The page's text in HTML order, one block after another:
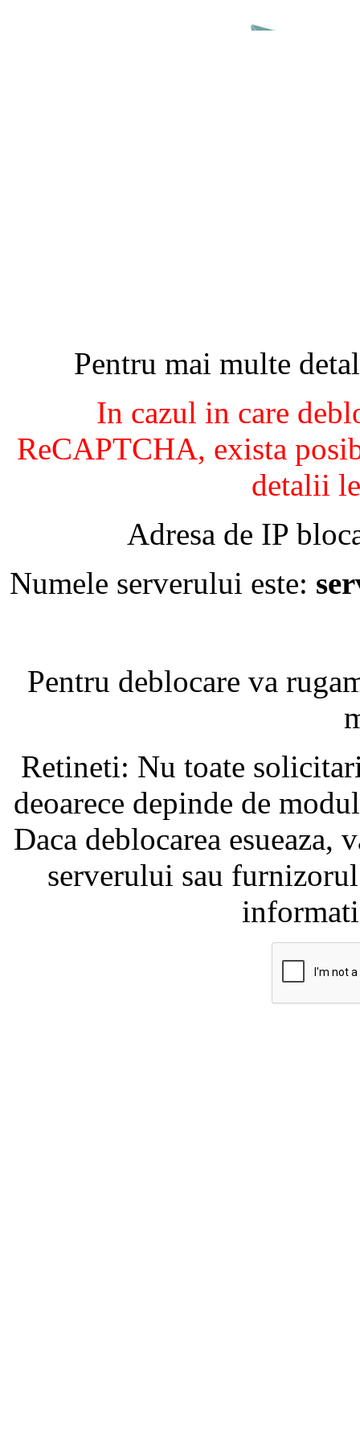
Pentru mai multe
In cazul in care
ReCAPTCHA, exista
detalii
Adresa de IP
Numele serverului este:
Pentru deblocare va
Retineti: Nu toate
deoarece depinde de
Daca deblocarea
serverului sau